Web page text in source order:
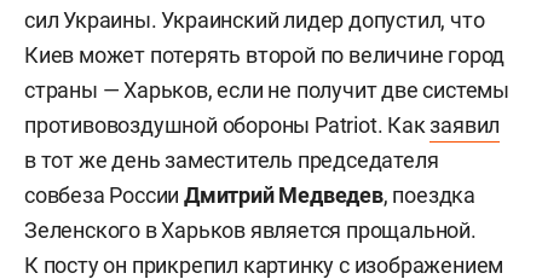
сил Украины. Украинский лидер допустил, что
Киев может потерять второй по величине город
страны — Харьков, если не получит две системы
противовоздушной обороны Patriot. Какзаявил
в тот же день заместитель председателя
совбеза России Дмитрий Медведев, поездка
Зеленского в Харьков является прощальной.
К посту он прикрепил картинку с изображением